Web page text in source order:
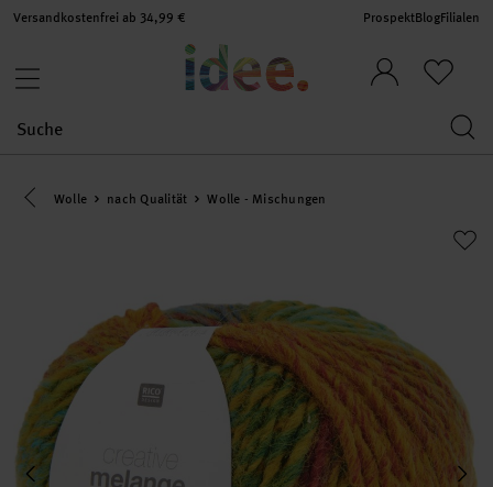
Versandkostenfrei ab 34,99 € ProspektBlogFilialen
Eine Kategorie zurück navigieren
Wolle nach Qualität Wolle - Mischungen